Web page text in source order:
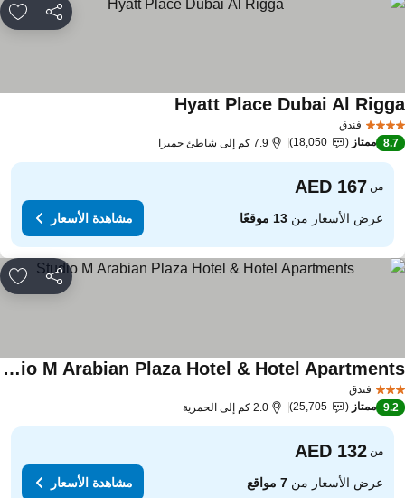
مشاركة
فندق
Hyatt Place Dubai Alمشاهدة الأسعار
8.7 ممتاز 18,050 7.9 كم إلى شاطئ جميرا
من
عرض الأسعار من13 موقعًا مشاهدة الأسعار
مشاركة
فندق
Studio M Arabian Plaza Hotel & Hotel Apartments
الأسعار
9.2 ممتاز 25,705 2.0 كم إلى الحمرية
من
عرض الأسعار من7 مواقع مشاهدة الأسعار